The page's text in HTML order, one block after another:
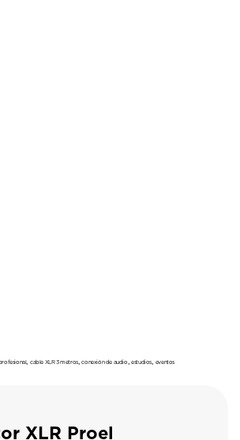
,cable XLR 3 metros,conexión de audio ,estudios eventos
XLR Proel